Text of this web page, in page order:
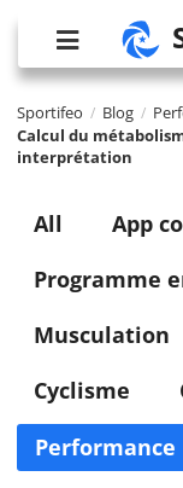
Sportifeo / Blog /
Calcul du
interprétation
All
App
Programme
Musculation
Cyclisme
Performance